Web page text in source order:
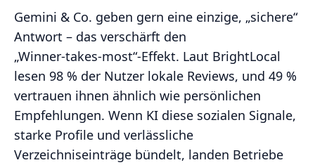
Gemini & Co. geben gern eine einzige, „sichere“
Antwort – das verschärft den
„Winner‑takes‑most“-Effekt. Laut BrightLocal
lesen 98 % der Nutzer lokale Reviews, und 49 %
vertrauen ihnen ähnlich wie persönlichen
Empfehlungen. Wenn KI diese sozialen Signale,
starke Profile und verlässliche
Verzeichniseinträge bündelt, landen Betriebe